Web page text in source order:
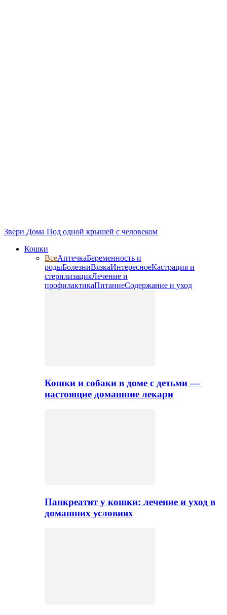
Звери Дома Под одной крышей с человеком
Кошки
ВсеАптечкаБеременность и
родыБолезниВязкаИнтересноеКастрация и
стерилизацияЛечение и
профилактикаПитаниеСодержание и уход
Кошки и собаки в доме с детьми —
настоящие домашние лекари
Панкреатит у кошки: лечение и уход в
домашних условиях